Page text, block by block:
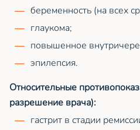
беременность (на всех
глаукома;
повышенное
эпилепсия.
Относительные
разрешение врача):
гастрит в стадии